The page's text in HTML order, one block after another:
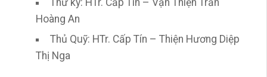
Thư ký: HTr. Cấp Tín – Vạn Thiện Trần
Hoàng An
Thủ Quỹ: HTr. Cấp Tín – Thiện Hương Diệp
Thị Nga